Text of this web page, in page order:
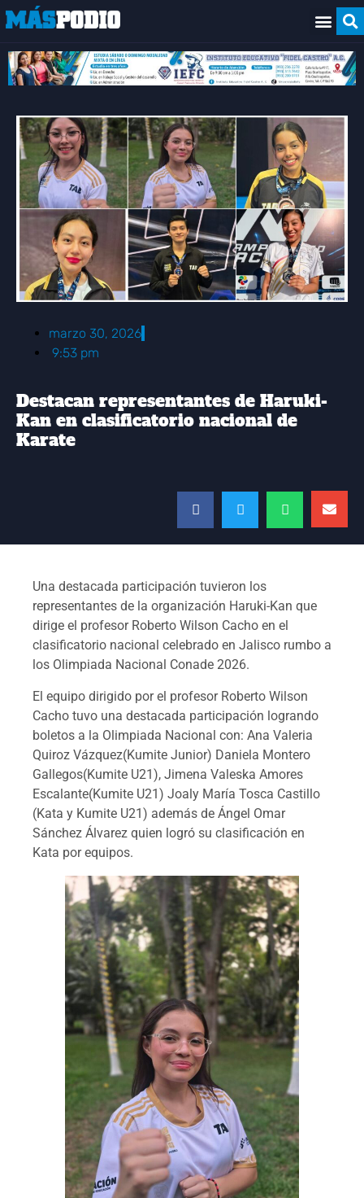
marzo 30, 2026
9:53 pm
Destacan representantes de Haruki-
Kan en clasificatorio nacional de
Karate
Una destacada participación tuvieron los
representantes de la organización Haruki-Kan que
dirige el profesor Roberto Wilson Cacho en el
clasificatorio nacional celebrado en Jalisco rumbo a
los Olimpiada Nacional Conade 2026.
El equipo dirigido por el profesor Roberto Wilson
Cacho tuvo una destacada participación logrando
boletos a la Olimpiada Nacional con: Ana Valeria
Quiroz Vázquez(Kumite Junior) Daniela Montero
Gallegos(Kumite U21), Jimena Valeska Amores
Escalante(Kumite U21) Joaly María Tosca Castillo
(Kata y Kumite U21) además de Ángel Omar
Sánchez Álvarez quien logró su clasificación en
Kata por equipos.